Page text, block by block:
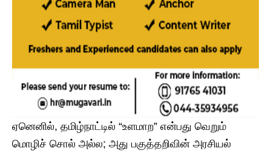
ஏனெனில், தமிழ்நாட்டில் “உளமாற” என்பது வெறும்
மொழிச் சொல் அல்ல; அது பகுத்தறிவின் அரசியல்